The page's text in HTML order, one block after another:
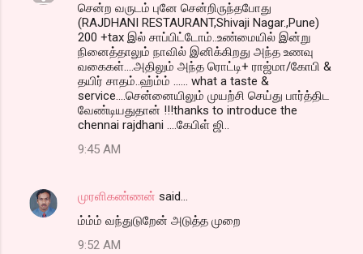
சென்ற வருடம் புனே சென்றிருந்தபோது
(RAJDHANI RESTAURANT,Shivaji Nagar.,Pune)
200 +tax இல் சாப்பிட்டோம்..உண்மையில் இன்று
நினைத்தாலும் நாவில் இனிக்கிறது அந்த உணவு
வகைகள்....அதிலும் அந்த ரொட்டி+ ராஜ்மா/கோபி &
தயிர் சாதம்..ஹ்ம்ம் ...... what a taste &
service....சென்னையிலும் முயற்சி செய்து பார்த்திட
வேண்டியதுதான் !!!thanks to introduce the
chennai rajdhani ....கேபிள் ஜி..
9:45 AM
முரளிகண்ணன் said…
ம்ம்ம் வந்துடுறேன் அடுத்த முறை
9:52 AM